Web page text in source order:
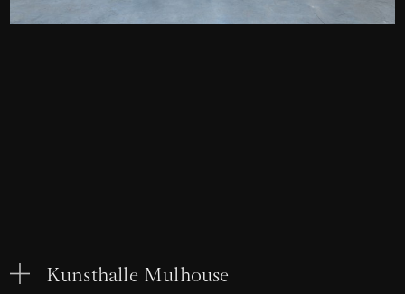
Kunsthalle Mulhouse